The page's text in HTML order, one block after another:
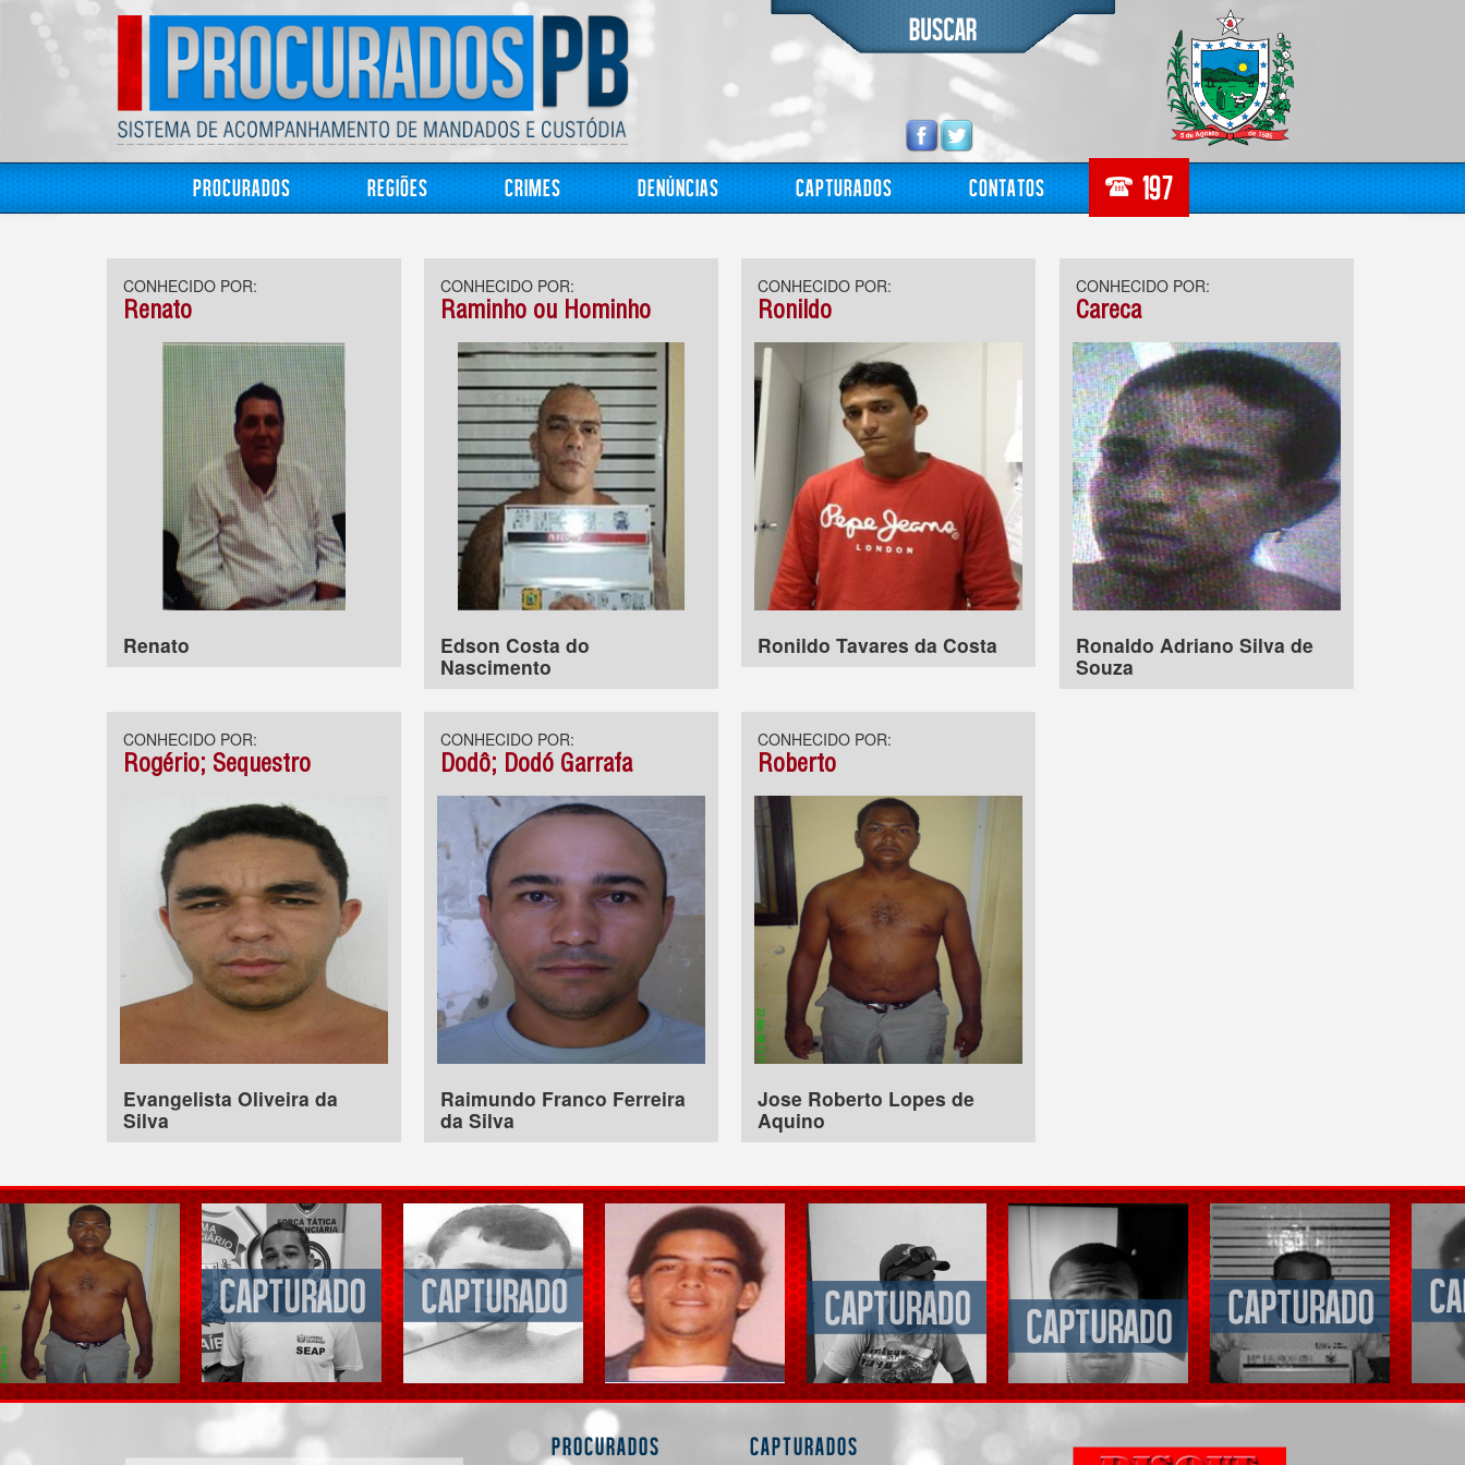
Procurados Regiões Crimes Denúncias Capturados Contatos
CONHECIDO POR:
Renato
Renato
CONHECIDO POR:
Raminho ou Hominho
Edson Costa do
Nascimento
CONHECIDO POR:
Ronildo
Ronildo Tavares da Costa
CONHECIDO POR:
Careca
Ronaldo Adriano Silva de
Souza
CONHECIDO POR:
Rogério; Sequestro
Evangelista Oliveira da
Silva
CONHECIDO POR:
Dodô; Dodó Garrafa
Raimundo Franco Ferreira
da Silva
CONHECIDO POR:
Roberto
Jose Roberto Lopes de
Aquino
Procurados Capturados